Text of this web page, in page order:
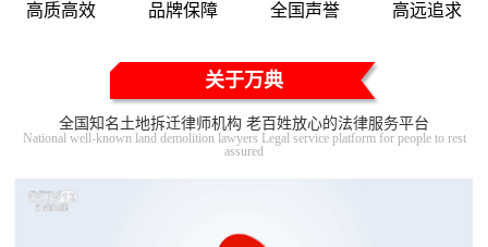
高质高效 品牌保障 全国声誉 高远追求
关于万典
全国知名土地拆迁律师机构 老百姓放心的法律服务平台
National well-known land demolition lawyers Legal service platform for people to rest
assured